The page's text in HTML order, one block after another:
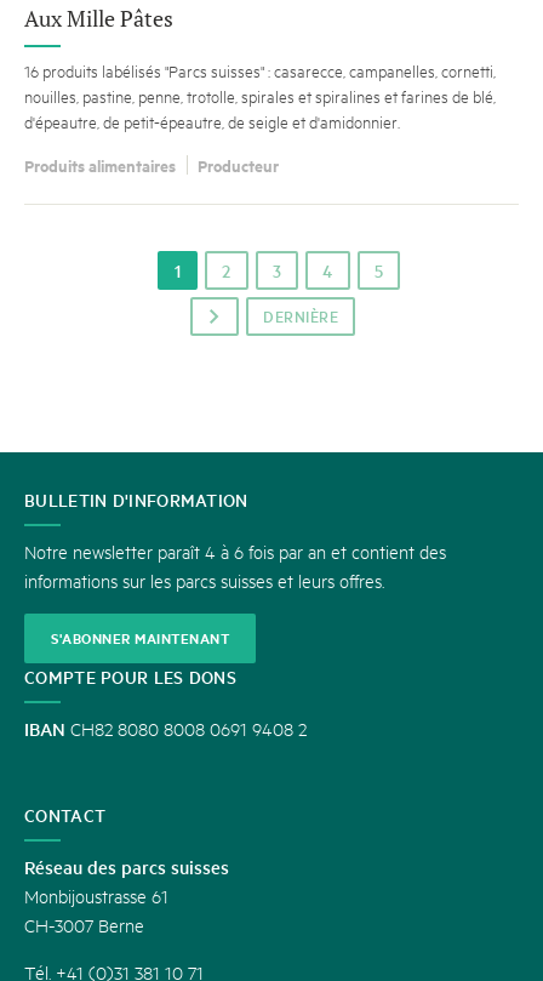
Aux Mille Pâtes
16 produits labélisés "Parcs suisses" : casarecce, campanelles, cornetti,
nouilles, pastine, penne, trotolle, spirales et spiralines et farines de blé,
d'épeautre, de petit-épeautre, de seigle et d'amidonnier.
Produits alimentaires Producteur
p DERNIÈRE
1 2 3 4 5
CONTACT
BULLETIN D'INFORMATION
Notre newsletter paraît 4 à 6 fois par an et contient des
informations sur les parcs suisses et leurs offres.
S'ABONNER MAINTENANT
COMPTE POUR LES DONS
IBAN CH82 8080 8008 0691 9408 2
CONTACT
Réseau des parcs suisses
Monbijoustrasse 61
CH-3007 Berne
Tél. +41 (0)31 381 10 71